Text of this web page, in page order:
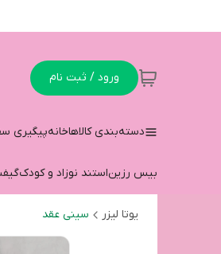
ورود / ثبت نام
دسته‌بندی کالاهاخانهپیگیری
بیس رزیناستند نوزاد و کودک
یوتا لیزر سینی عقد